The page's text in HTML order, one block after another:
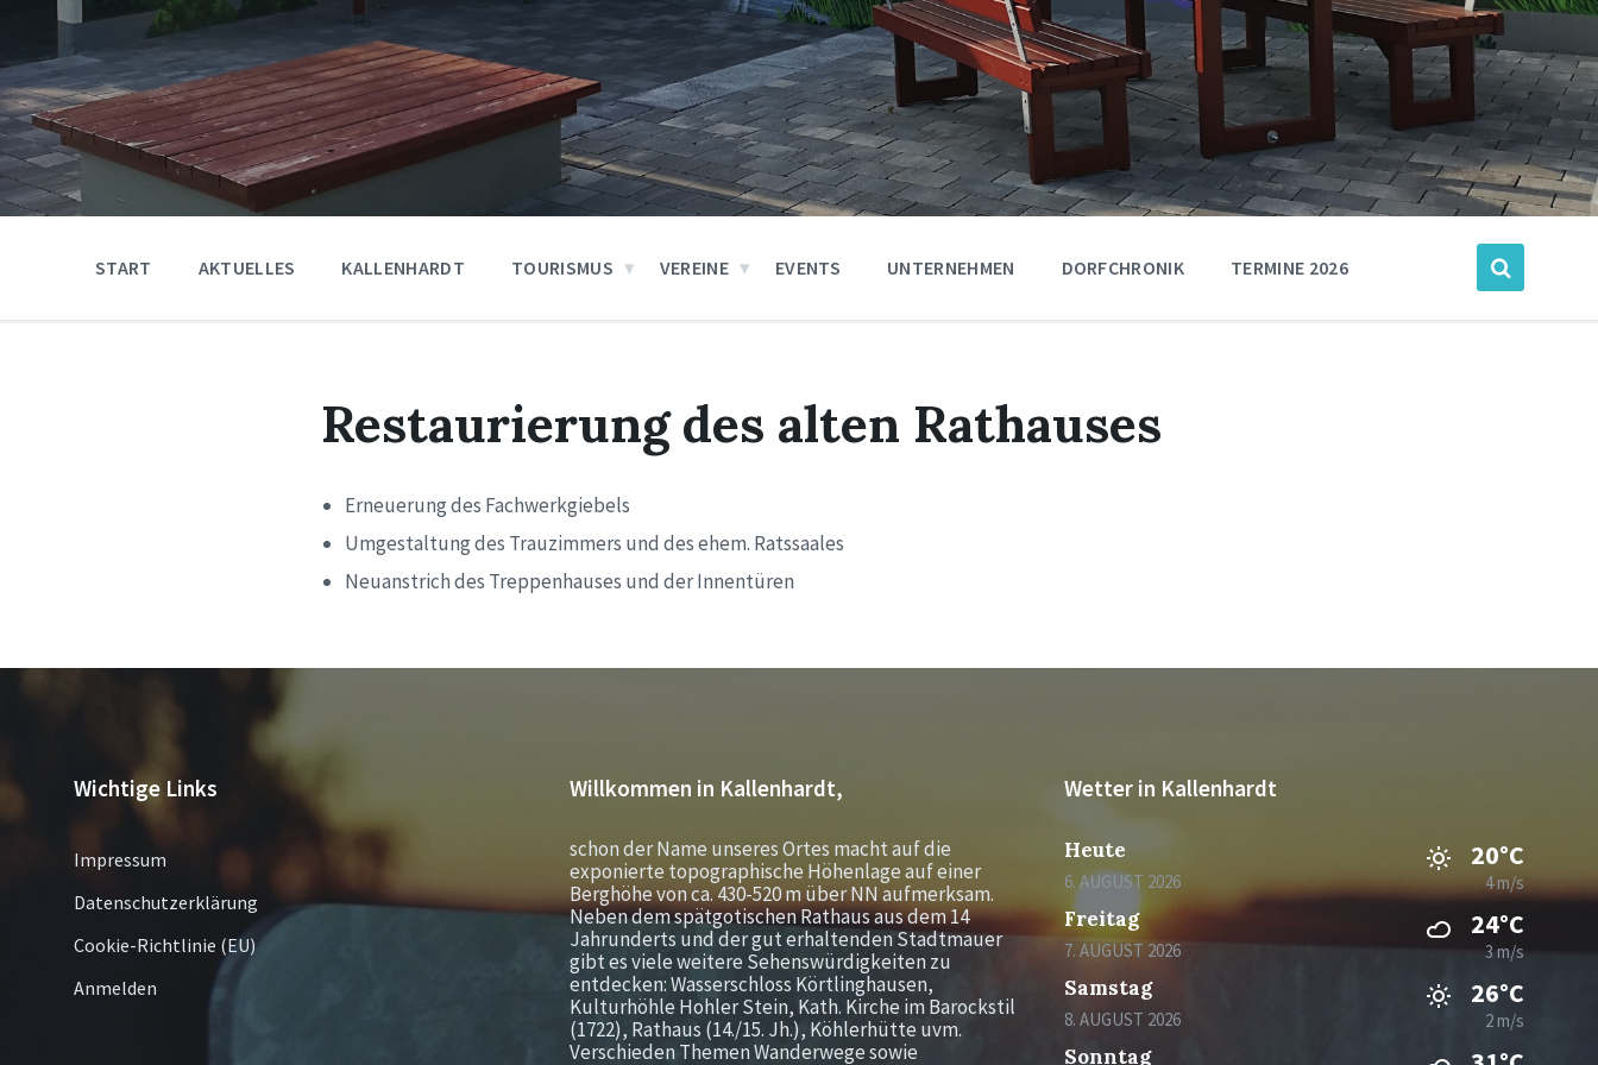
START AKTUELLES KALLENHARDT TOURISMUS VEREINE EVENTS UNTERNEHMEN DORFCHRONIK TERMINE 2026
Restaurierung des alten Rathauses
Erneuerung des Fachwerkgiebels
Umgestaltung des Trauzimmers und des ehem. Ratssaales
Neuanstrich des Treppenhauses und der Innentüren
Wichtige Links
Impressum
Datenschutzerklärung
Cookie-Richtlinie (EU)
Anmelden
Willkommen in Kallenhardt,
schon der Name unseres Ortes macht auf die
exponierte topographische Höhenlage auf einer
Berghöhe von ca. 430-520 m über NN aufmerksam.
Neben dem spätgotischen Rathaus aus dem 14
Jahrunderts und der gut erhaltenden Stadtmauer
gibt es viele weitere Sehenswürdigkeiten zu
entdecken: Wasserschloss Körtlinghausen,
Kulturhöhle Hohler Stein, Kath. Kirche im Barockstil
(1722), Rathaus (14./15. Jh.), Köhlerhütte uvm.
Verschieden Themen Wanderwege sowie
Wetter in Kallenhardt
Heute
6. AUGUST 2026
20°C
4 m/s
Freitag
7. AUGUST 2026
24°C
3 m/s
Samstag
8. AUGUST 2026
26°C
2 m/s
Sonntag